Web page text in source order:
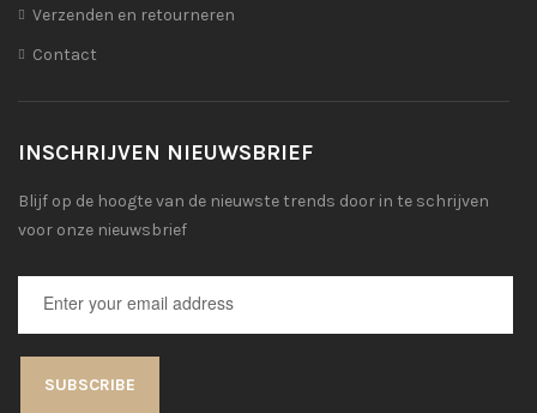
Verzenden en retourneren
Contact
INSCHRIJVEN NIEUWSBRIEF
Blijf op de hoogte van de nieuwste trends door in te schrijven
voor onze nieuwsbrief
SUBSCRIBE